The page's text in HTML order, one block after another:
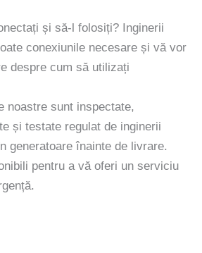
și să-l folosiți? Inginerii
conexiunile necesare și vă vor
despre cum să utilizați
noastre sunt inspectate,
și testate regulat de inginerii
generatoare înainte de livrare.
pentru a vă oferi un serviciu